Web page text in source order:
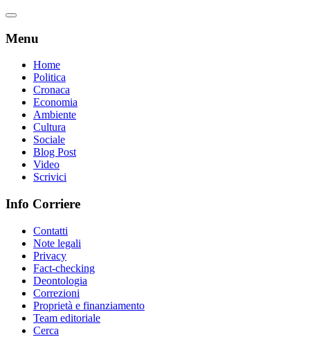
Menu
Home
Politica
Cronaca
Economia
Ambiente
Cultura
Sociale
Blog Post
Video
Scrivici
Info Corriere
Contatti
Note legali
Privacy
Fact-checking
Deontologia
Correzioni
Proprietà e finanziamento
Team editoriale
Cerca